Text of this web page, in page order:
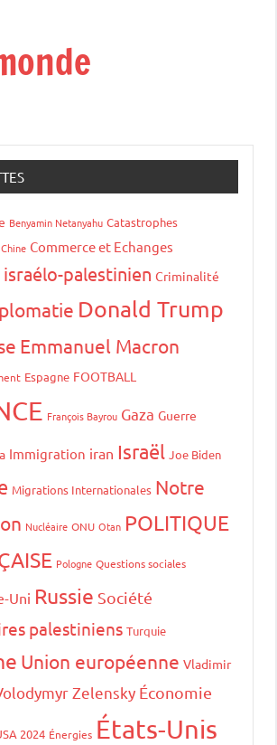
Benyamin Netanyahu Catastrophes
Chine Commerce et Echanges
palestinien Criminalité
Donald Trump
Emmanuel Macron
Espagne FOOTBALL
François Bayrou Gaza Guerre
Immigration iran Israël Joe Biden
Migrations Internationales Notre
Nucléaire ONU Otan POLITIQUE
Pologne Questions sociales
Uni Russie Société
palestiniens Turquie
Union européenne Vladimir
Zelensky Économie
2024 Énergies États-Unis